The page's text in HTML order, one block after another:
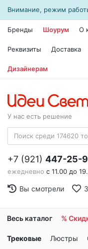
Внимание, режим
Бренды Шоурум О
Реквизиты Доставка
Дизайнерам
У нас есть решение
+7 (921) 447-25-
ежедневно с 11.00 до
Вы смотрели
Весь каталог %
Трековые Люстры